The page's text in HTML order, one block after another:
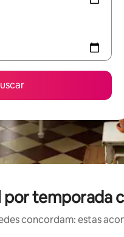
temporada
concordam: estas